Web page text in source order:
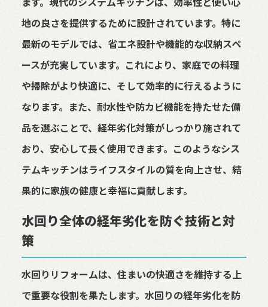
地の良さを提供するために設計されています。特に
最新のモデルでは、省エネ設計や機能的な収納スペ
ースが充実しています。これにより、家庭での料理
や掃除がより快適に、そして効率的に行えるように
なります。また、耐水性や防カビ機能を持たせた備
品を選ぶことで、経年劣化対策がしっかり施されて
おり、安心して長く使用できます。このようなシス
テムキッチンはライフスタイルの質を向上させ、結
果的に家族の健康と幸福に貢献します。
水回り全体の経年劣化を防ぐ技術と対
策
水回りリフォームは、住まいの快適さを維持する上
で重要な役割を果たします。水回りの経年劣化を防